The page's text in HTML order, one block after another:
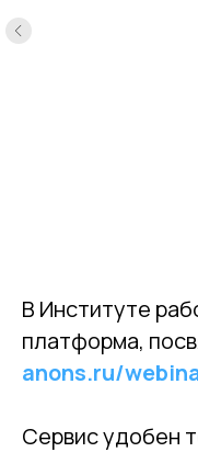
В Институте
платформа,
anons.ru/
Сервис удобен